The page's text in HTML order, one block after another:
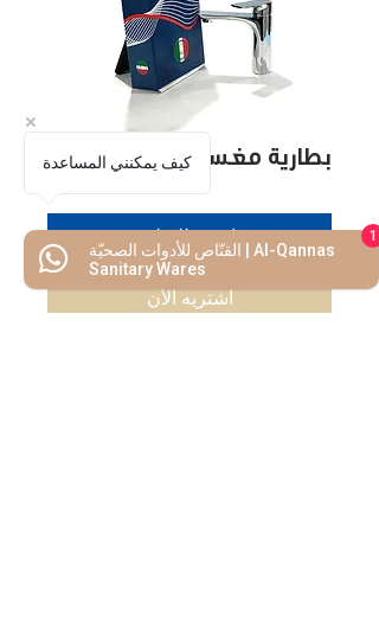
بطارية مغسلة ثابت 120
اضف للسلة
اشتريه الأن
كيف يمكنني المساعدة
القنّاص للأدوات الصحيّة | Al-Qannas
Sanitary Wares
1